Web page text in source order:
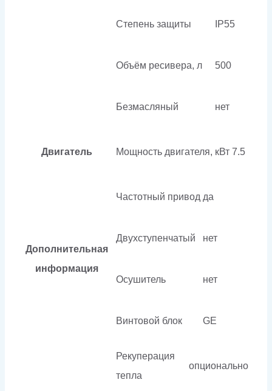
Степень защиты IP55
Объём ресивера, л 500
Безмасляный нет
Двигатель Мощность двигателя, кВт 7.5
Дополнительная
информация
Частотный привод да
Двухступенчатый нет
Осушитель нет
Винтовой блок GE
Рекуперация
тепла
опционально